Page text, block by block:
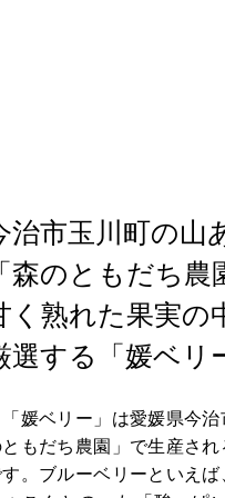
治市玉川町の山
「森のともだち農
く熟れた果実の
選する「媛ベリ
媛ベリー」は愛媛県今治
もだち農園」で生産さ
す。ブルーベリーといえ